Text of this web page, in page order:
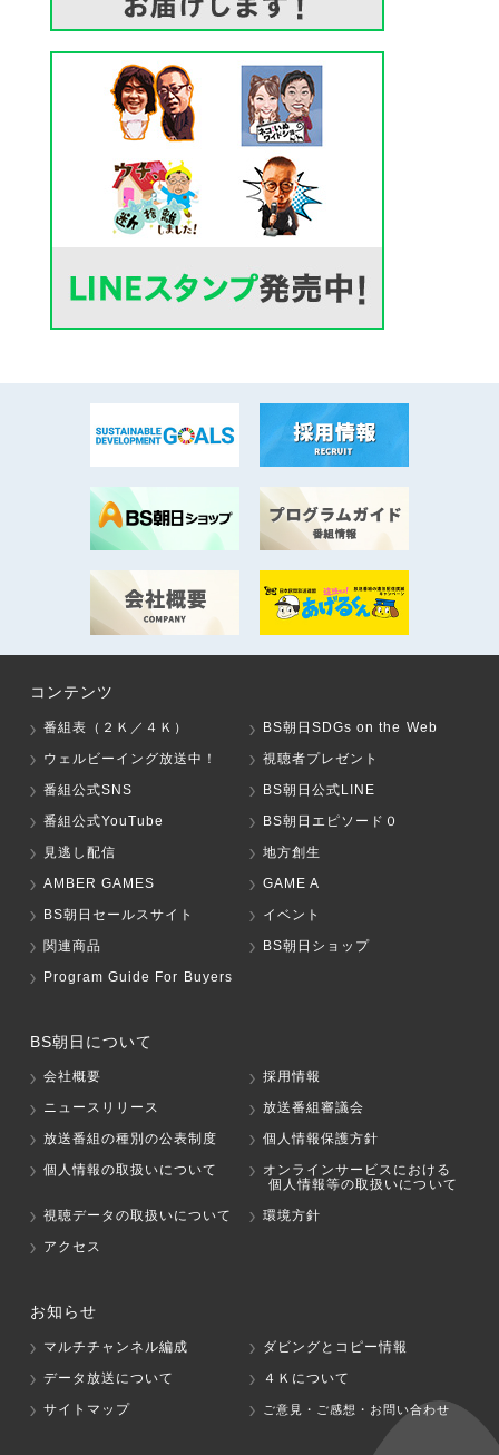
コンテンツ
番組表（２Ｋ／４Ｋ）
BS朝日SDGs on the Web
ウェルビーイング放送中！
視聴者プレゼント
番組公式SNS
BS朝日公式LINE
番組公式YouTube
BS朝日エピソード０
見逃し配信
地方創生
AMBER GAMES
GAME A
BS朝日セールスサイト
イベント
関連商品
BS朝日ショップ
Program Guide For Buyers
BS朝日について
会社概要
採用情報
ニュースリリース
放送番組審議会
放送番組の種別の公表制度
個人情報保護方針
個人情報の取扱いについて
オンラインサービスにおける
個人情報等の取扱いについて
視聴データの取扱いについて
環境方針
アクセス
お知らせ
マルチチャンネル編成
ダビングとコピー情報
データ放送について
４Ｋについて
サイトマップ
ご意見・ご感想・お問い合わせ